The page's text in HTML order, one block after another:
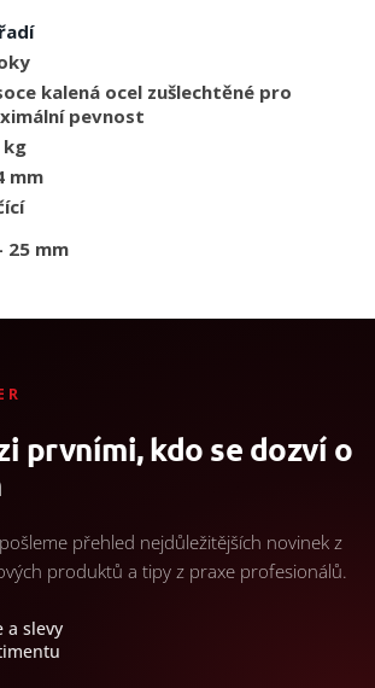
kalená ocel zušlechtěné pro
pevnost
kg
mm
25 mm
prvními, kdo se dozví o
přehled nejdůležitějších novinek z
produktů a tipy z praxe profesionálů.
a slevy